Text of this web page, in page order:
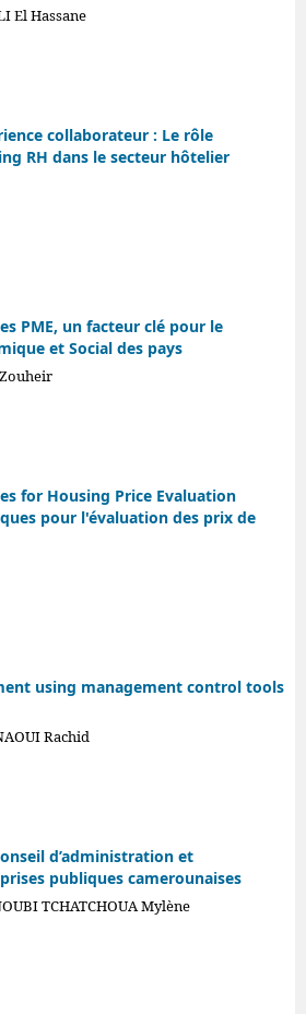
El Hassane
collaborateur : Le rôle
RH dans le secteur hôtelier
PME, un facteur clé pour le
et Social des pays
for Housing Price Evaluation
pour l'évaluation des prix de
using management control tools
Rachid
d’administration et
publiques camerounaises
TCHATCHOUA Mylène